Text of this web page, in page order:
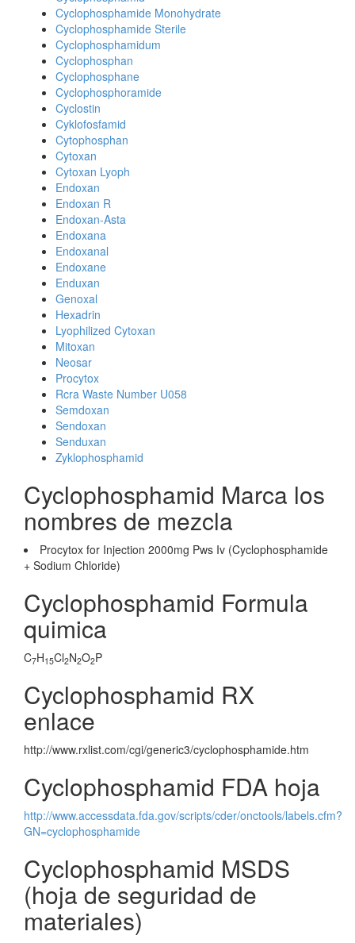
Cyclophosphamide Monohydrate
Cyclophosphamide Sterile
Cyclophosphamidum
Cyclophosphan
Cyclophosphane
Cyclophosphoramide
Cyclostin
Cyklofosfamid
Cytophosphan
Cytoxan
Cytoxan Lyoph
Endoxan
Endoxan R
Endoxan-Asta
Endoxana
Endoxanal
Endoxane
Enduxan
Genoxal
Hexadrin
Lyophilized Cytoxan
Mitoxan
Neosar
Procytox
Rcra Waste Number U058
Semdoxan
Sendoxan
Senduxan
Zyklophosphamid
Cyclophosphamid Marca los
nombres de mezcla
Procytox for Injection 2000mg Pws Iv (Cyclophosphamide
+ Sodium Chloride)
Cyclophosphamid Formula
quimica
C7H15Cl2N2O2P
Cyclophosphamid RX
enlace
http://www.rxlist.com/cgi/generic3/cyclophosphamide.htm
Cyclophosphamid FDA hoja
http://www.accessdata.fda.gov/scripts/cder/onctools/labels.cfm?
GN=cyclophosphamide
Cyclophosphamid MSDS
(hoja de seguridad de
materiales)